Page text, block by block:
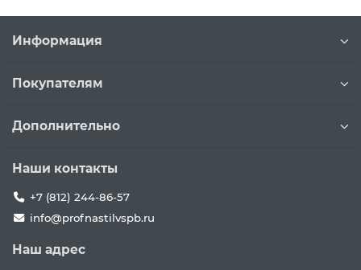
Информация
Покупателям
Дополнительно
Наши контакты
+7 (812) 244-86-57
info@profnastilvspb.ru
Наш адрес